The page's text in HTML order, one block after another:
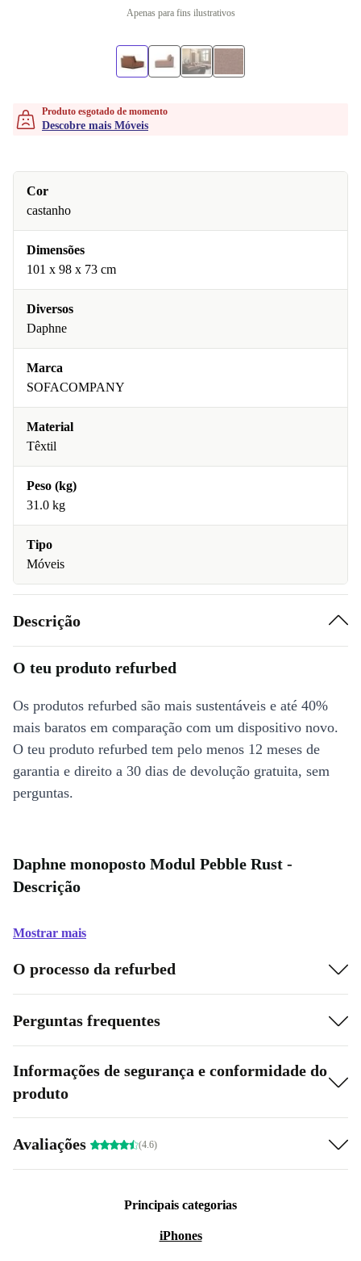
Apenas para fins ilustrativos
Produto esgotado de momento
Descobre mais Móveis
Cor
castanho
Dimensões
101 x 98 x 73 cm
Diversos
Daphne
Marca
SOFACOMPANY
Material
Têxtil
Peso (kg)
31.0 kg
Tipo
Móveis
Descrição
O teu produto refurbed
Os produtos refurbed são mais sustentáveis e até 40%
mais baratos em comparação com um dispositivo novo.
O teu produto refurbed tem pelo menos 12 meses de
garantia e direito a 30 dias de devolução gratuita, sem
perguntas.
Daphne monoposto Modul Pebble Rust -
Descrição
Mostrar mais
O processo da refurbed
Perguntas frequentes
Informações de segurança e conformidade do
produto
Avaliações (4.6)
Principais categorias
iPhones